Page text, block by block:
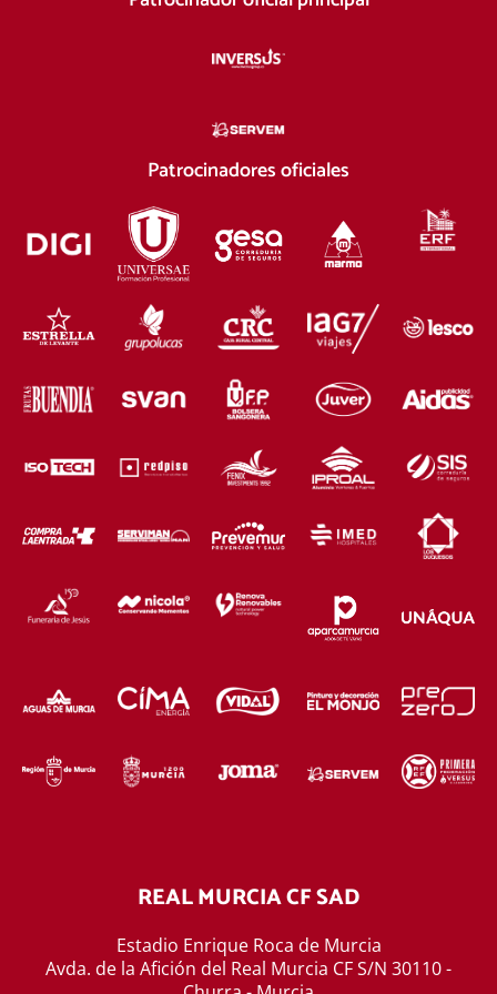
Patrocinadores oficiales
REAL MURCIA CF SAD
Estadio Enrique Roca de Murcia
Avda. de la Afición del Real Murcia CF S/N 30110 -